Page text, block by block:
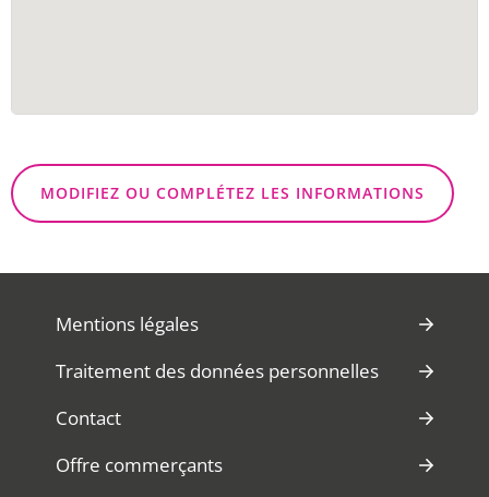
MODIFIEZ OU COMPLÉTEZ LES INFORMATIONS
Mentions légales
Traitement des données personnelles
Contact
Offre commerçants